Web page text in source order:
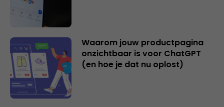
Waarom jouw productpagina
onzichtbaar is voor ChatGPT
(en hoe je dat nu oplost)